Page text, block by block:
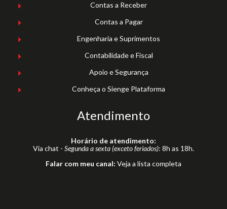
Contas a Receber
Contas a Pagar
Engenharia e Suprimentos
Contabilidade e Fiscal
Apoio e Segurança
Conheça o Sienge Plataforma
Atendimento
Horário de atendimento:
Via chat - Segunda a sexta (exceto feriados): 8h as 18h.
Falar com meu canal: Veja a lista completa